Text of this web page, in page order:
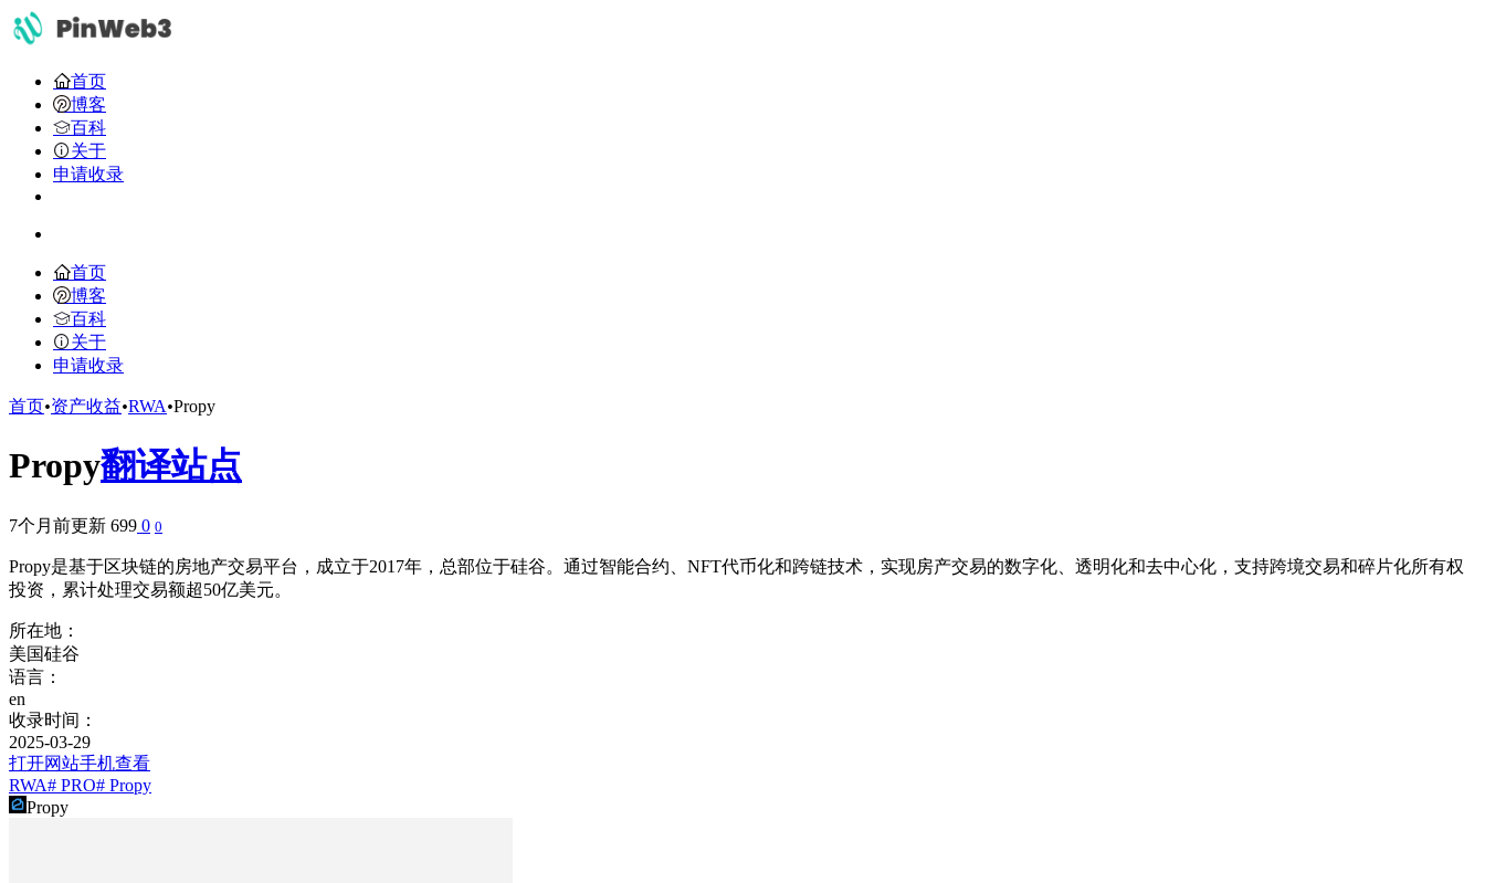
首页
博客
百科
关于
申请收录
首页
博客
百科
关于
申请收录
首页•资产收益•RWA•Propy
Propy翻译站点
7个月前更新 699 0 0
Propy是基于区块链的房地产交易平台，成立于2017年，总部位于硅谷。通过智能合约、NFT代币化和跨链技术，实现房产交易的数字化、透明化和去中心化，支持跨境交易和碎片化所有权
投资，累计处理交易额超50亿美元。
所在地：
美国硅谷
语言：
en
收录时间：
2025-03-29
打开网站手机查看
RWA# PRO# Propy
Propy